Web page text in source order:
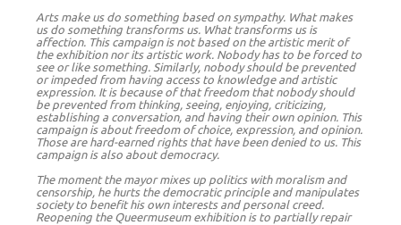
Arts make us do something based on sympathy. What makes
us do something transforms us. What transforms us is
affection. This campaign is not based on the artistic merit of
the exhibition nor its artistic work. Nobody has to be forced to
see or like something. Similarly, nobody should be prevented
or impeded from having access to knowledge and artistic
expression. It is because of that freedom that nobody should
be prevented from thinking, seeing, enjoying, criticizing,
establishing a conversation, and having their own opinion. This
campaign is about freedom of choice, expression, and opinion.
Those are hard-earned rights that have been denied to us. This
campaign is also about democracy.
The moment the mayor mixes up politics with moralism and
censorship, he hurts the democratic principle and manipulates
society to benefit his own interests and personal creed.
Reopening the Queermuseum exhibition is to partially repair